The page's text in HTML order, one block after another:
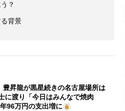
？
背景
豊昇龍が黒星続きの名古屋場所は
に渡り「今日はみんなで焼肉
96万円の支出増に